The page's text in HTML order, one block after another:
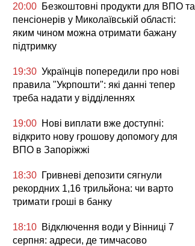
20:00 Безкоштовні продукти для ВПО та
пенсіонерів у Миколаївській області:
яким чином можна отримати бажану
підтримку
19:30 Українців попередили про нові
правила "Укрпошти": які данні тепер
треба надати у відділеннях
19:00 Нові виплати вже доступні:
відкрито нову грошову допомогу для
ВПО в Запоріжжі
18:30 Гривневі депозити сягнули
рекордних 1,16 трильйона: чи варто
тримати гроші в банку
18:10 Відключення води у Вінниці 7
серпня: адреси, де тимчасово